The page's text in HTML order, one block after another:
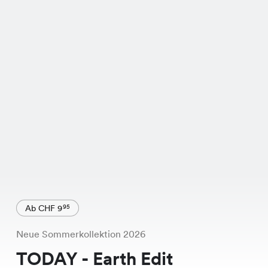
Ab CHF 995
Neue Sommerkollektion 2026
TODAY - Earth Edit